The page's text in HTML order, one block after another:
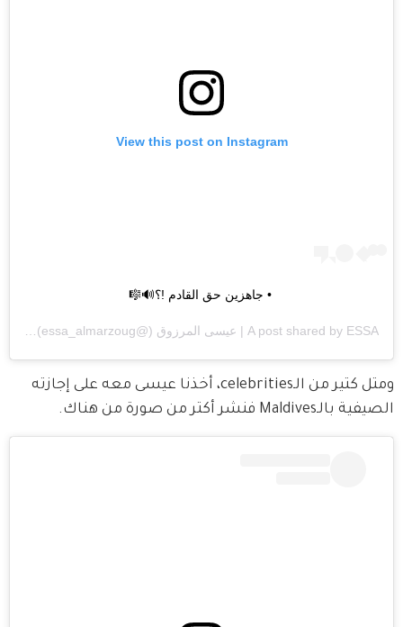
View this post on Instagram
• جاهزين حق القادم !؟🔊🎼
A post shared by ESSA | عيسى المرزوق (@essa_almarzoug) on
ومتل كتير من الـcelebrities، أخذنا عيسى معه على إجازته
الصيفية بالـMaldives فنشر أكتر من صورة من هناك.